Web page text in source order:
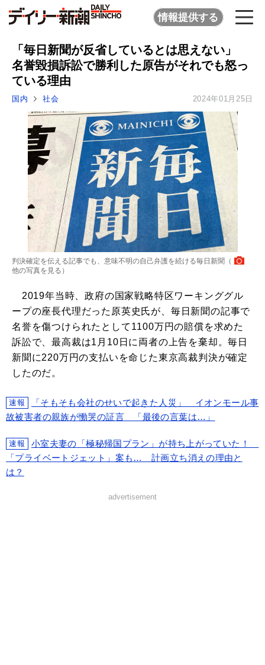
情報提供する
「毎日新聞が反省しているとは思えない」
名誉毀損訴訟で勝利した原告がそれでも怒っ
ている理由
国内 社会 2024年01月25日
判決確定を伝える記事でも、意味不明の自己弁護を続ける毎日新聞（
他の写真を見る ）
2019年当時、政府の国家戦略特区ワーキンググル
ープの座長代理だった原英史氏が、毎日新聞の記事で
名誉を傷つけられたとして1100万円の賠償を求めた
訴訟で、最高裁は1月10日に両者の上告を棄却。毎日
新聞に220万円の支払いを命じた東京高裁判決が確定
したのだ。
速報
「そもそも会社のせいで起きた人災」 イオンモール事
故被害者の親族が慟哭の証言 「最後の言葉は…」
速報
小室夫妻の「極秘帰国プラン」が持ち上がっていた！
「プライベートジェット」案も… 計画立ち消えの理由と
は？
advertisement